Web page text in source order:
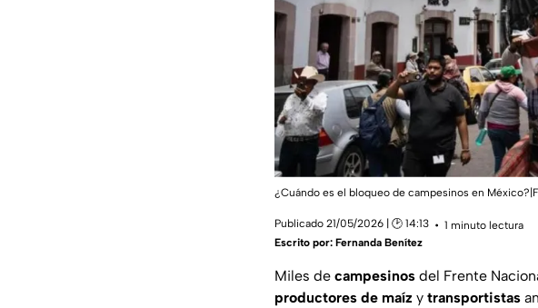
¿Cuándo es el bloqueo de campesinos en
Publicado 21/05/2026 | 🕑 14:13
1 minuto lectura
Escrito por: Fernanda Benítez
Miles de campesinos del Frente
productores de maíz y transportistas